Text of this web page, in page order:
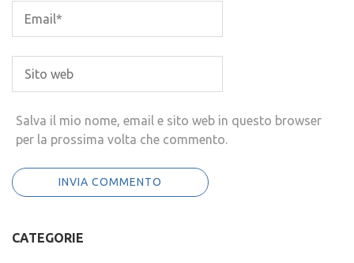
Salva il mio nome, email e sito web in questo browser
per la prossima volta che commento.
CATEGORIE